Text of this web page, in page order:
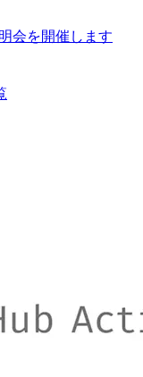
会を開催します